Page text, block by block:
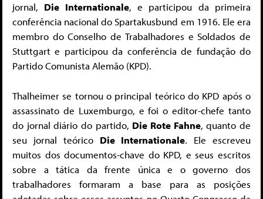
jornal, Die Internationale, e participou da primeira
conferência nacional do Spartakusbund em 1916. Ele era
membro do Conselho de Trabalhadores e Soldados de
Stuttgart e participou da conferência de fundação do
Partido Comunista Alemão (KPD).
Thalheimer se tornou o principal teórico do KPD após o
assassinato de Luxemburgo, e foi o editor-chefe tanto
do jornal diário do partido, Die Rote Fahne, quanto de
seu jornal teórico Die Internationale. Ele escreveu
muitos dos documentos-chave do KPD, e seus escritos
sobre a tática da frente única e o governo dos
trabalhadores formaram a base para as posições